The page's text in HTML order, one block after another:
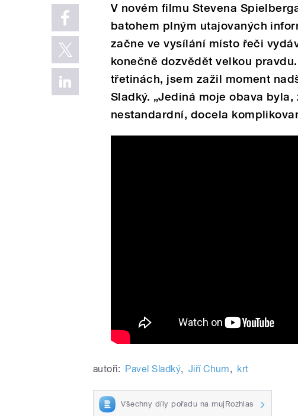
V novém filmu Stevena
batohem plným utajovaných
začne ve vysílání místo řeči
konečně dozvědět velkou
třetinách, jsem zažil moment
Sladký. „Jediná moje obava
nestandardní, docela
autoři: Pavel Sladký, Jiří Chum, krt
Všechny díly pořadu na mujRozhlas